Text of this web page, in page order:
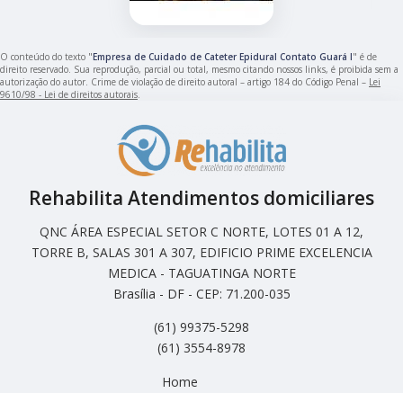
O conteúdo do texto "Empresa de Cuidado de Cateter Epidural Contato Guará I" é de
direito reservado. Sua reprodução, parcial ou total, mesmo citando nossos links, é proibida sem a
autorização do autor. Crime de violação de direito autoral – artigo 184 do Código Penal – Lei
9610/98 - Lei de direitos autorais
Rehabilita Atendimentos domiciliares
QNC ÁREA ESPECIAL SETOR C NORTE, LOTES 01 A 12,
TORRE B, SALAS 301 A 307, EDIFICIO PRIME EXCELENCIA
MEDICA - TAGUATINGA NORTE
Brasília - DF - CEP: 71.200-035
(61) 99375-5298
(61) 3554-8978
Home